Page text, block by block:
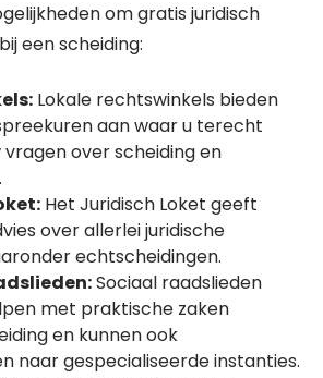
om gratis juridisch
een scheiding:
Lokale rechtswinkels bieden
aan waar u terecht
over scheiding en
Het Juridisch Loket geeft
over allerlei juridische
echtscheidingen.
Sociaal raadslieden
met praktische zaken
en kunnen ook
naar gespecialiseerde instanties.